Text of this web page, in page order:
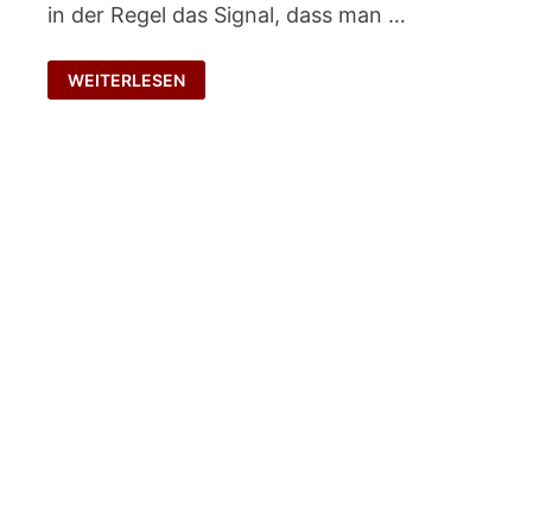
in der Regel das Signal, dass man …
TEAM
IM
TEAM
WEITERLESEN